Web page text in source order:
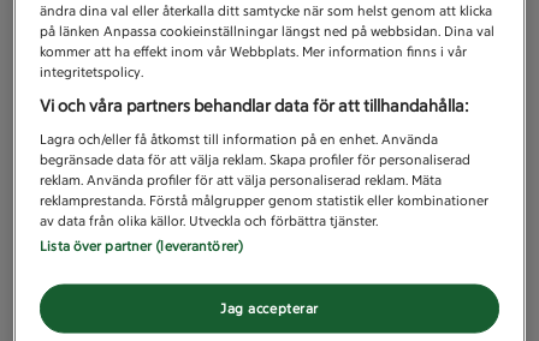
ändra dina val eller återkalla ditt samtycke när som helst genom att klicka
på länken Anpassa cookieinställningar längst ned på webbsidan. Dina val
kommer att ha effekt inom vår Webbplats. Mer information finns i vår
integritetspolicy.
Vi och våra partners behandlar data för att tillhandahålla:
Lagra och/eller få åtkomst till information på en enhet. Använda
begränsade data för att välja reklam. Skapa profiler för personaliserad
reklam. Använda profiler för att välja personaliserad reklam. Mäta
reklamprestanda. Förstå målgrupper genom statistik eller kombinationer
av data från olika källor. Utveckla och förbättra tjänster.
Lista över partner (leverantörer)
Jag accepterar